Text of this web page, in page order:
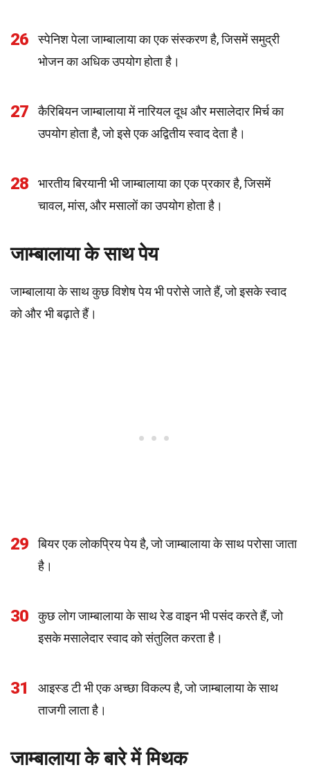
26
स्पेनिश पेला जाम्बालाया का एक संस्करण है, जिसमें समुद्री
भोजन का अधिक उपयोग होता है।
27
कैरिबियन जाम्बालाया में नारियल दूध और मसालेदार मिर्च का
उपयोग होता है, जो इसे एक अद्वितीय स्वाद देता है।
28
भारतीय बिरयानी भी जाम्बालाया का एक प्रकार है, जिसमें
चावल, मांस, और मसालों का उपयोग होता है।
जाम्बालाया के साथ पेय
जाम्बालाया के साथ कुछ विशेष पेय भी परोसे जाते हैं, जो इसके स्वाद
को और भी बढ़ाते हैं।
29
बियर एक लोकप्रिय पेय है, जो जाम्बालाया के साथ परोसा जाता
है।
30
कुछ लोग जाम्बालाया के साथ रेड वाइन भी पसंद करते हैं, जो
इसके मसालेदार स्वाद को संतुलित करता है।
31
आइस्ड टी भी एक अच्छा विकल्प है, जो जाम्बालाया के साथ
ताजगी लाता है।
जाम्बालाया के बारे में मिथक